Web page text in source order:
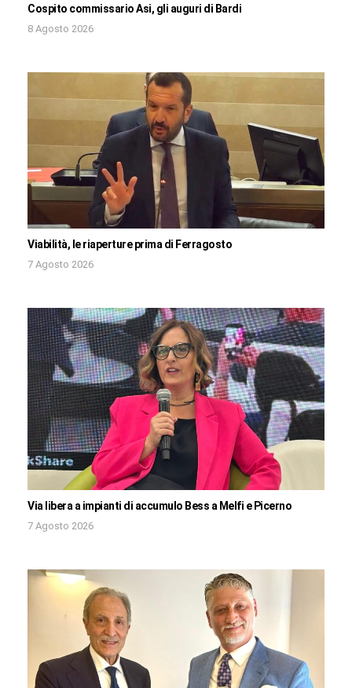
Cospito commissario Asi, gli auguri di Bardi
8 Agosto 2026
Viabilità, le riaperture prima di Ferragosto
7 Agosto 2026
Via libera a impianti di accumulo Bess a Melfi e Picerno
7 Agosto 2026